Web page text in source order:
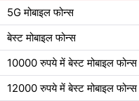
5G मोबाइल फोन्स
बेस्ट मोबाइल फोन्स
10000 रुपये में बेस्ट मोबाइल फोन्स
12000 रुपये में बेस्ट मोबाइल फोन्स